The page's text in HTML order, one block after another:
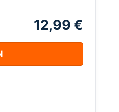
12,99 €